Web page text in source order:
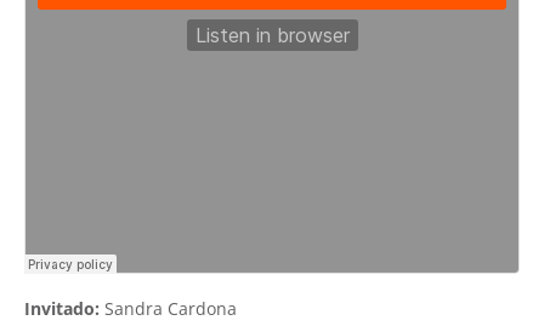
Invitado: Sandra Cardona